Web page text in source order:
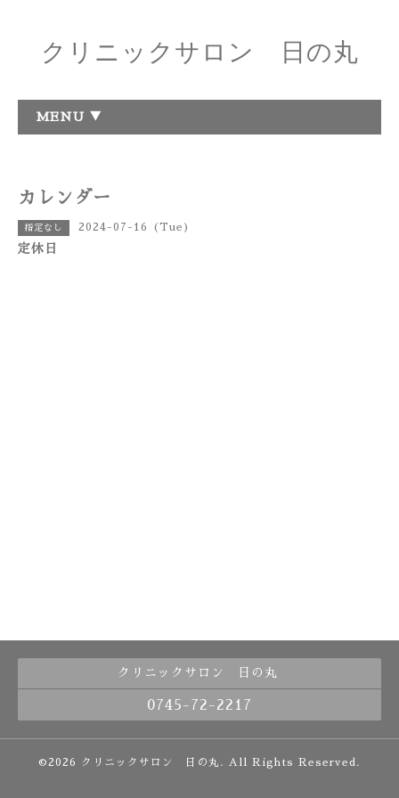
クリニックサロン 日の丸
MENU ▼
カレンダー
指定なし 2024-07-16 (Tue)
定休日
クリニックサロン 日の丸
0745-72-2217
©2026 クリニックサロン 日の丸 . All Rights Reserved.